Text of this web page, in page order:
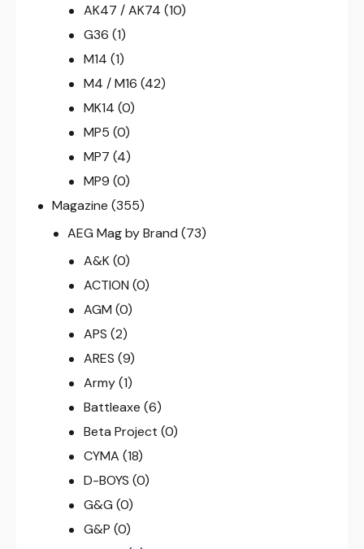
AK47 / AK74 (10)
G36 (1)
M14 (1)
M4 / M16 (42)
MK14 (0)
MP5 (0)
MP7 (4)
MP9 (0)
Magazine (355)
AEG Mag by Brand (73)
A&K (0)
ACTION (0)
AGM (0)
APS (2)
ARES (9)
Army (1)
Battleaxe (6)
Beta Project (0)
CYMA (18)
D-BOYS (0)
G&G (0)
G&P (0)